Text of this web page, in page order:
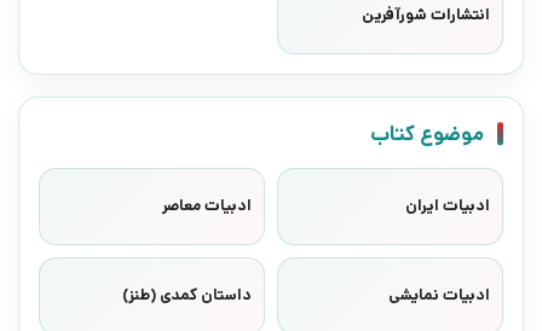
انتشارات شورآفرین
موضوع کتاب
ادبیات ایران ادبیات معاصر
ادبیات نمایشی داستان کمدی (طنز)